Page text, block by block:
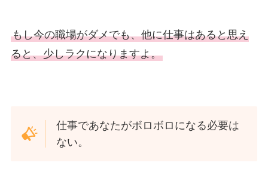
もし今の職場がダメでも、他に仕事はあると思え
ると、少しラクになりますよ。
仕事であなたがボロボロになる必要は
ない。